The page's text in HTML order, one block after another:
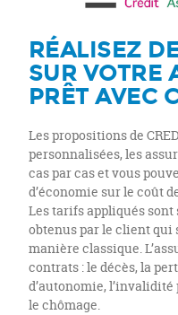
RÉALISEZ
SUR VOTRE
PRÊT AVEC
Les propositions de
personnalisées, les
cas par cas et vous
d’économie sur le coût
Les tarifs appliqués
obtenus par le client qui
manière classique.
contrats : le décès, la
d’autonomie,
le chômage.